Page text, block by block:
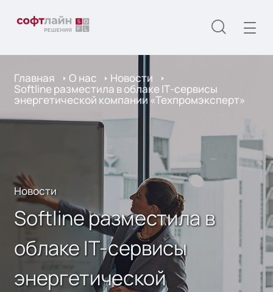
Главная О нас Новости
Softline разместила в облаке IТ-сервисы
энергетической компании «Техпромэксперт»
Новости
Softline разместила в
облаке IТ-сервисы
энергетической